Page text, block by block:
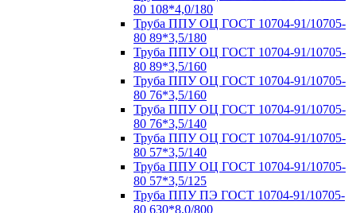
80 108*4,0/180
Труба ППУ ОЦ ГОСТ 10704-91/10705-
80 89*3,5/180
Труба ППУ ОЦ ГОСТ 10704-91/10705-
80 89*3,5/160
Труба ППУ ОЦ ГОСТ 10704-91/10705-
80 76*3,5/160
Труба ППУ ОЦ ГОСТ 10704-91/10705-
80 76*3,5/140
Труба ППУ ОЦ ГОСТ 10704-91/10705-
80 57*3,5/140
Труба ППУ ОЦ ГОСТ 10704-91/10705-
80 57*3,5/125
Труба ППУ ПЭ ГОСТ 10704-91/10705-
80 630*8,0/800